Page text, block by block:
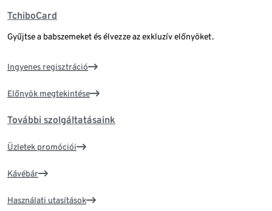
TchiboCard
Gyűjtse a babszemeket és élvezze az exkluzív előnyöket.
Ingyenes regisztráció
Előnyök megtekintése
További szolgáltatásaink
Üzletek promóciói
Kávébár
Használati utasítások